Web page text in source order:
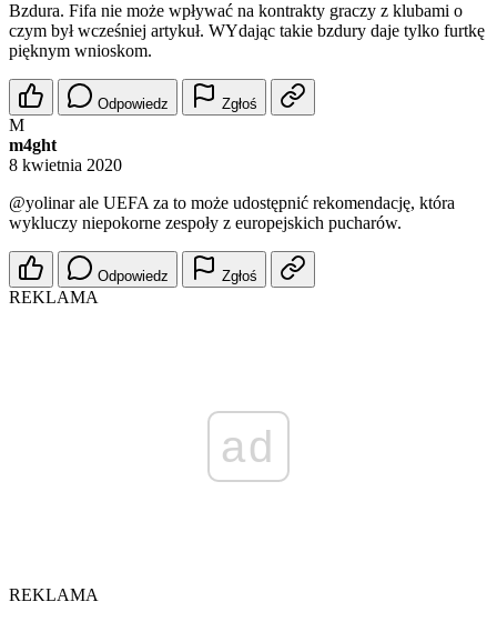
Bzdura. Fifa nie może wpływać na kontrakty graczy z klubami o
czym był wcześniej artykuł. WYdając takie bzdury daje tylko furtkę
pięknym wnioskom.
Odpowiedz Zgłoś
M
m4ght
8 kwietnia 2020
@yolinarale UEFA za to może udostępnić rekomendację, która
wykluczy niepokorne zespoły z europejskich pucharów.
Odpowiedz Zgłoś
REKLAMA
ad
REKLAMA